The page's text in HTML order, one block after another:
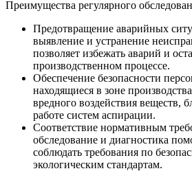
Преимущества регулярного
Предотвращение аварийных
выявление и устранение
позволяет избежать аварий и
производственном процессе.
Обеспечение безопасности
находящиеся в зоне
вредного воздействия веществ,
работе систем аспирации.
Соответствие нормативным
обследование и диагностика
соблюдать требования по
экологическим стандартам.